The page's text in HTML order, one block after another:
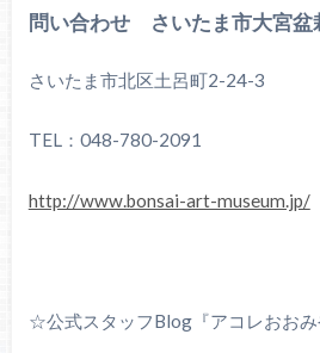
問い合わせ さいたま市大宮盆
さいたま市北区土呂町2-24-3
TEL：048-780-2091
http://www.bonsai-art-museum.jp/
☆公式スタッフBlog『アコレおおみ